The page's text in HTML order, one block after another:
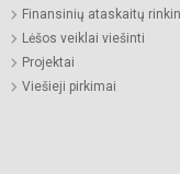
Finansinių ataskaitų
Lėšos veiklai viešinti
Projektai
Viešieji pirkimai